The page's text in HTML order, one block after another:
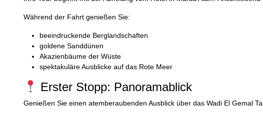
Während der Fahrt genießen Sie:
beeindruckende Berglandschaften
goldene Sanddünen
Akazienbäume der Wüste
spektakuläre Ausblicke auf das Rote Meer
Erster Stopp: Panoramablick
Genießen Sie einen atemberaubenden Ausblick über das Wadi El Gemal